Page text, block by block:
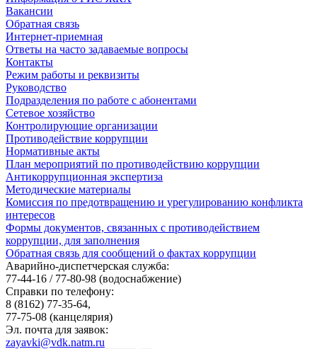
Вакансии
Обратная связь
Интернет-приемная
Ответы на часто задаваемые вопросы
Контакты
Режим работы и реквизиты
Руководство
Подразделения по работе с абонентами
Сетевое хозяйство
Контролирующие организации
Противодействие коррупции
Нормативные акты
План мероприятий по противодействию коррупции
Антикоррупционная экспертиза
Методические материалы
Комиссия по предотвращению и урегулированию конфликта
интересов
Формы документов, связанных с противодействием
коррупции, для заполнения
Обратная связь для сообщений о фактах коррупции
Аварийно-диспетчерская служба:
77-44-16 / 77-80-98 (водоснабжение)
Справки по телефону:
8 (8162) 77-35-64,
77-75-08 (канцелярия)
Эл. почта для заявок:
zayavki@vdk.natm.ru